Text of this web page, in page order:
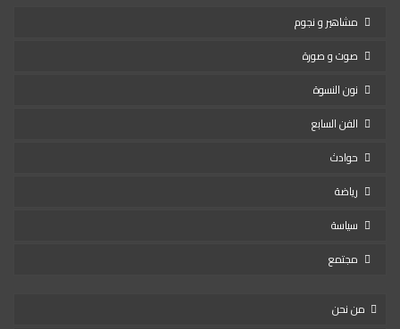
مشاهير و نجوم
صوت و صورة
نون النسوة
الفن السابع
حوادث
رياضة
سياسة
مجتمع
من نحن